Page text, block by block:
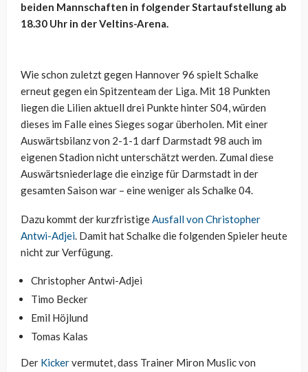
beiden Mannschaften in folgender Startaufstellung ab
18.30 Uhr in der Veltins-Arena.
Wie schon zuletzt gegen Hannover 96 spielt Schalke
erneut gegen ein Spitzenteam der Liga. Mit 18 Punkten
liegen die Lilien aktuell drei Punkte hinter S04, würden
dieses im Falle eines Sieges sogar überholen. Mit einer
Auswärtsbilanz von 2-1-1 darf Darmstadt 98 auch im
eigenen Stadion nicht unterschätzt werden. Zumal diese
Auswärtsniederlage die einzige für Darmstadt in der
gesamten Saison war – eine weniger als Schalke 04.
Dazu kommt der kurzfristigeAusfall von Christopher
Antwi-Adjei. Damit hat Schalke die folgenden Spieler heute
nicht zur Verfügung.
Christopher Antwi-Adjei
Timo Becker
Emil Höjlund
Tomas Kalas
Der Kickervermutet, dass Trainer Miron Muslic von